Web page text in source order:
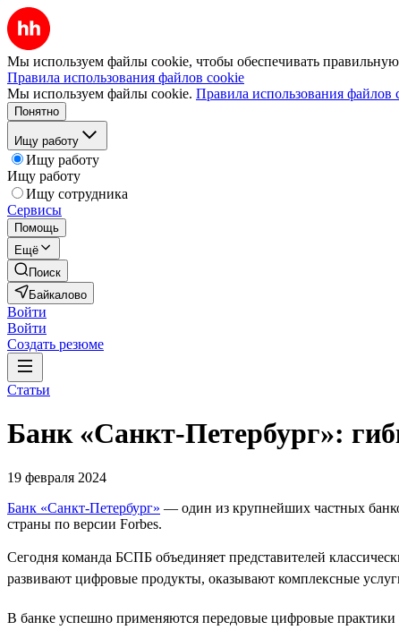
Мы используем файлы cookie, чтобы обеспечивать правильную
Правила использования файлов cookie
Мы используем файлы cookie. Правила использования файлов
Понятно
Ищу работу
Ищу работу
Ищу работу
Ищу сотрудника
Сервисы
Помощь
Ещё
Поиск
Байкалово
Войти
Войти
Создать резюме
Статьи
Банк «Санкт-Петербург»:
19 февраля 2024
Банк «Санкт-Петербург» — один из крупнейших частных
страны по версии Forbes.
Сегодня команда БСПБ объединяет представителей
развивают цифровые продукты, оказывают комплексные
В банке успешно применяются передовые цифровые